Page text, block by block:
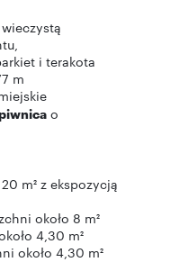
i terakota
m
o
m² z ekspozycją
około 8 m²
4,30 m²
około 4,30 m²